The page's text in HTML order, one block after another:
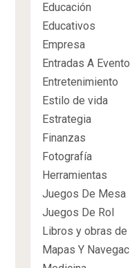
Educación
Educativos
Empresa
Entradas A
Entretenimiento
Estilo de vida
Estrategia
Finanzas
Fotografía
Herramientas
Juegos De Mesa
Juegos De Rol
Libros y obras de
Mapas Y